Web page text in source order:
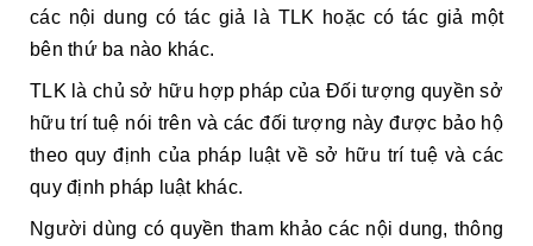
các nội dung có tác giả là TLK hoặc có tác giả một
bên thứ ba nào khác.
TLK là chủ sở hữu hợp pháp của Đối tượng quyền sở
hữu trí tuệ nói trên và các đối tượng này được bảo hộ
theo quy định của pháp luật về sở hữu trí tuệ và các
quy định pháp luật khác.
Người dùng có quyền tham khảo các nội dung, thông